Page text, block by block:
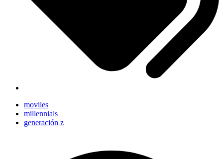
moviles
millennials
generación z